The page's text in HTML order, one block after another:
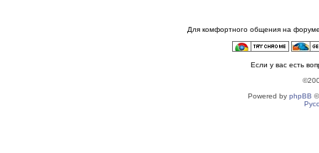
Для комфортного общения на
Если у вас есть
Powered by phpBB